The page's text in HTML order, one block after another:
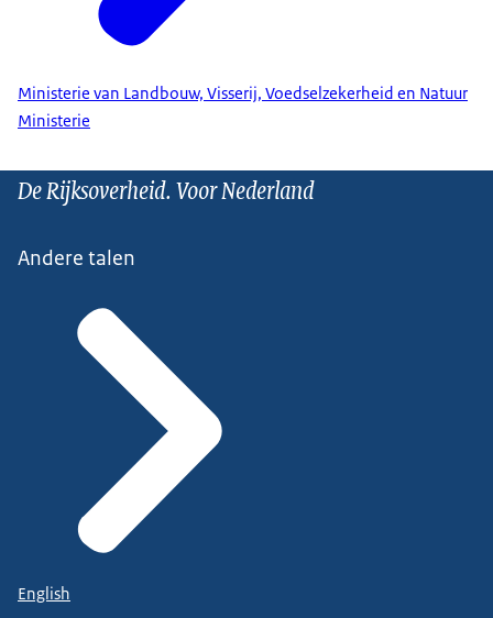
Ministerie van Landbouw, Visserij, Voedselzekerheid en Natuur
Ministerie
De Rijksoverheid. Voor Nederland
Andere talen
English